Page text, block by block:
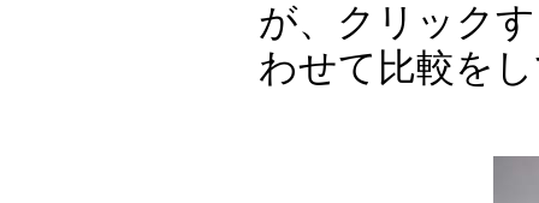
が、クリック
わせて比較を